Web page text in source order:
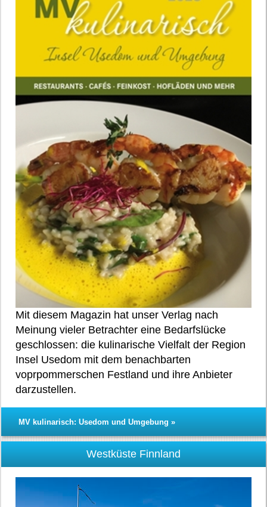
Mit diesem Magazin hat unser Verlag nach
Meinung vieler Betrachter eine Bedarfslücke
geschlossen: die kulinarische Vielfalt der Region
Insel Usedom mit dem benachbarten
voprpommerschen Festland und ihre Anbieter
darzustellen.
MV kulinarisch: Usedom und Umgebung »
Westküste Finnland